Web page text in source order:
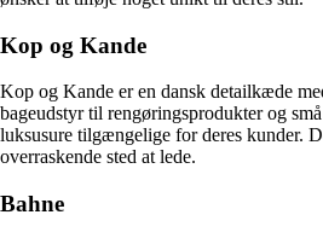
Kop og Kande
Kop og Kande er en dansk detailkæde
bageudstyr til rengøringsprodukter og
luksusure tilgængelige for deres kunder.
overraskende sted at lede.
Bahne